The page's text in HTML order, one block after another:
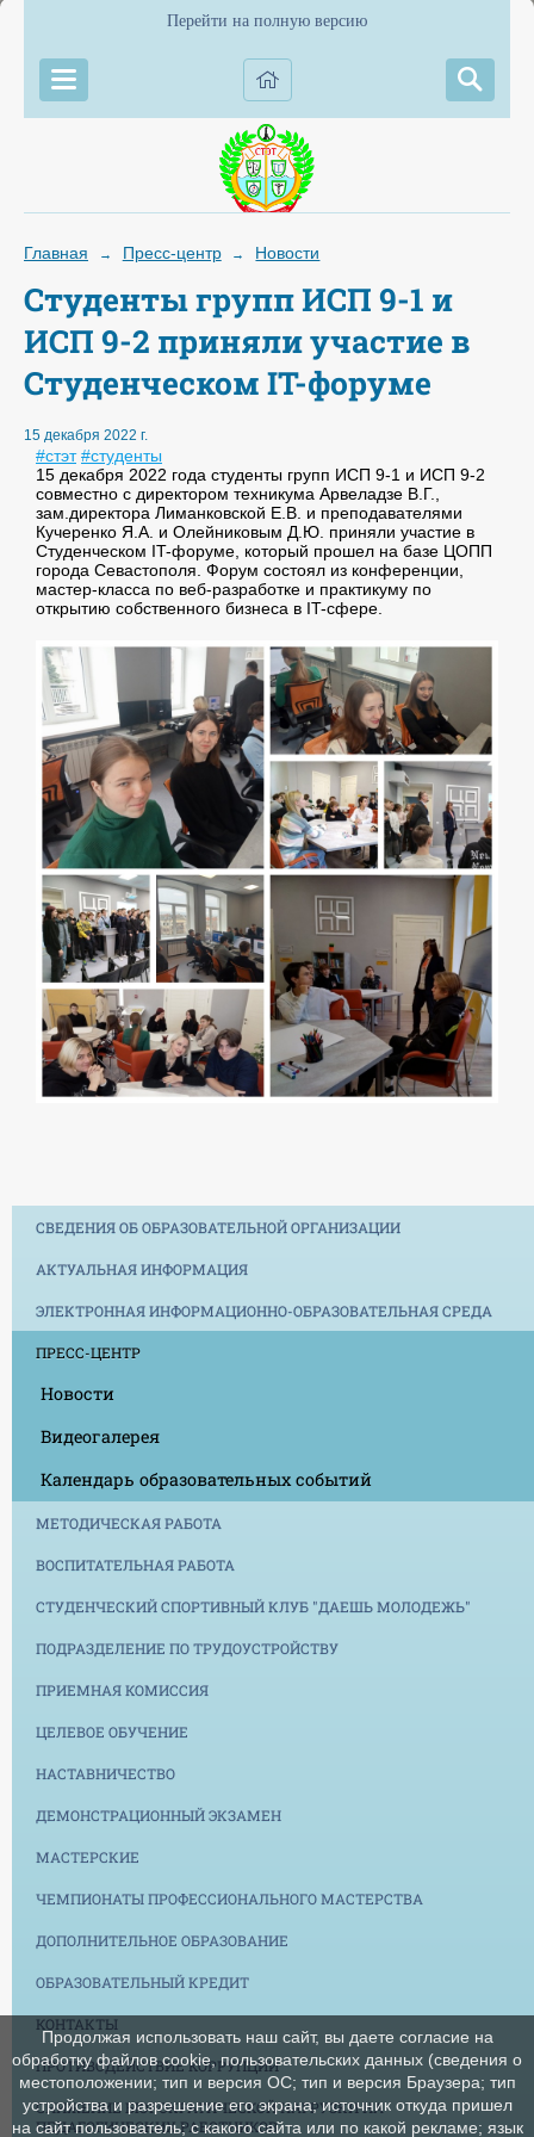
Перейти на полную версию
Главная → Пресс-центр → Новости
Студенты групп ИСП 9-1 и
ИСП 9-2 приняли участие в
Студенческом IT-форуме
15 декабря 2022 г.
#стэт #студенты
15 декабря 2022 года студенты групп ИСП 9-1 и ИСП 9-2
совместно с директором техникума Арвеладзе В.Г.,
зам.директора Лиманковской Е.В. и преподавателями
Кучеренко Я.А. и Олейниковым Д.Ю. приняли участие в
Студенческом IT-форуме, который прошел на базе ЦОПП
города Севастополя. Форум состоял из конференции,
мастер-класса по веб-разработке и практикуму по
открытию собственного бизнеса в IT-сфере.
СВЕДЕНИЯ ОБ ОБРАЗОВАТЕЛЬНОЙ ОРГАНИЗАЦИИ
АКТУАЛЬНАЯ ИНФОРМАЦИЯ
ЭЛЕКТРОННАЯ ИНФОРМАЦИОННО-ОБРАЗОВАТЕЛЬНАЯ СРЕДА
ПРЕСС-ЦЕНТР
Новости
Видеогалерея
Календарь образовательных событий
МЕТОДИЧЕСКАЯ РАБОТА
ВОСПИТАТЕЛЬНАЯ РАБОТА
СТУДЕНЧЕСКИЙ СПОРТИВНЫЙ КЛУБ "ДАЕШЬ МОЛОДЕЖЬ"
ПОДРАЗДЕЛЕНИЕ ПО ТРУДОУСТРОЙСТВУ
ПРИЕМНАЯ КОМИССИЯ
ЦЕЛЕВОЕ ОБУЧЕНИЕ
НАСТАВНИЧЕСТВО
ДЕМОНСТРАЦИОННЫЙ ЭКЗАМЕН
МАСТЕРСКИЕ
ЧЕМПИОНАТЫ ПРОФЕССИОНАЛЬНОГО МАСТЕРСТВА
ДОПОЛНИТЕЛЬНОЕ ОБРАЗОВАНИЕ
ОБРАЗОВАТЕЛЬНЫЙ КРЕДИТ
КОНТАКТЫ
ПРОТИВОДЕЙСТВИЕ КОРРУПЦИИ
СНИЖЕНИЕ БЮРОКРАТИЧЕСКОЙ НАГРУЗКИ НА
ПЕДАГОГИЧЕСКИХ РАБОТНИКОВ
Продолжая использовать наш сайт, вы даете согласие на
обработку файлов cookie, пользовательских данных (сведения о
местоположении; тип и версия ОС; тип и версия Браузера; тип
устройства и разрешение его экрана; источник откуда пришел
на сайт пользователь; с какого сайта или по какой рекламе; язык